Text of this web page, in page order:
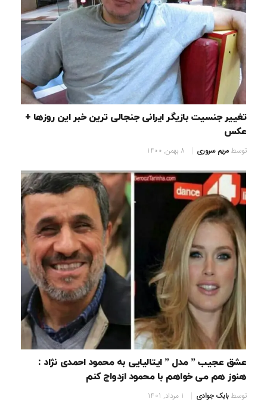
تغییر جنسیت بازیگر ایرانی جنجالی ترین خبر این روزها +
عکس
توسطمریم سروری 8 بهمن, 1400
عشق عجیب ” مدل ” ایتالیایی به محمود احمدی نژاد :
هنوز هم می خواهم با محمود ازدواج کنم
توسطبابک جوادی 1 مرداد, 1401